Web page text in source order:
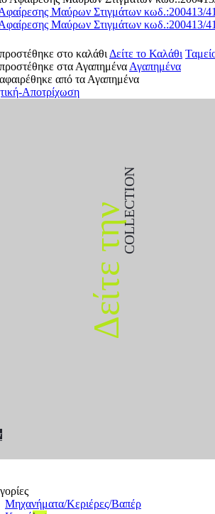
Μαύρων Στιγμάτων κωδ.:200413/
Μαύρων Στιγμάτων κωδ.:200413/
στο καλάθι Δείτε το Καλάθι
στα Αγαπημένα Αγαπημένα
από τα Αγαπημένα
Αποτρίχωση
Δείτε τηνCOLLECTION
Μηχανήματα/Κεριέρες/Βαπέρ